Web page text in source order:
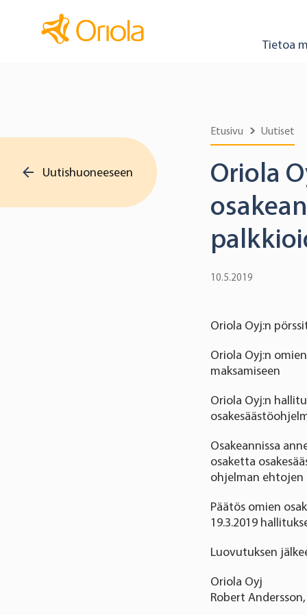
Tietoa
Uutishuoneeseen
Etusivu Uutiset
Oriola
10.5.2019
Oriola Oyj:n
Oriola Oyj:n
maksamiseen
Oriola Oyj:n
Osakeannissa
osaketta
ohjelman ehtojen
Päätös omien
19.3.2019
Luovutuksen
Oriola Oyj
Robert